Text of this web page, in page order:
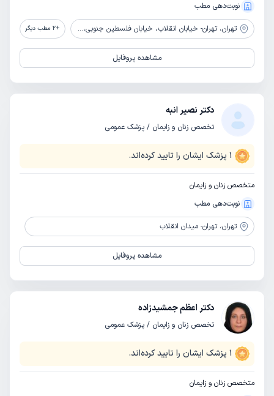
نوبت‌دهی مطب
تهران،تهران- خیابان انقلاب، خیابان فلسطین جنوبی، ابتدای خیابان شهید وحید نظری (سزاوار) +
2 مطب دیگر
مشاهده پروفایل
دکتر نصیر انبه
تخصص زنان و زایمان / پزشک عمومی
1 پزشک ایشان را تایید کرده‌اند.
متخصص زنان و زایمان
نوبت‌دهی مطب
تهران،تهران- میدان انقلاب
مشاهده پروفایل
دکتر اعظم جمشیدزاده
تخصص زنان و زایمان / پزشک عمومی
1 پزشک ایشان را تایید کرده‌اند.
متخصص زنان و زایمان